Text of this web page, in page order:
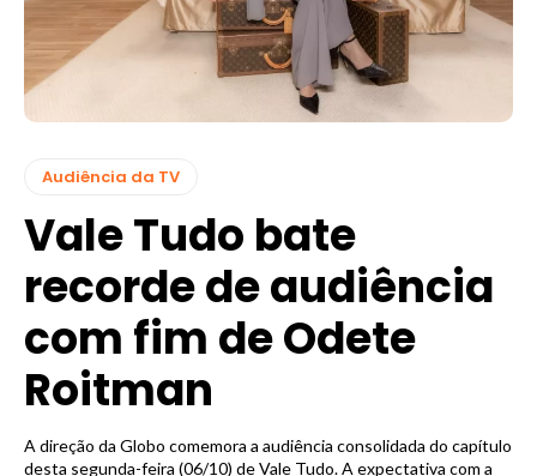
Audiência da TV
Vale Tudo bate
recorde de audiência
com fim de Odete
Roitman
A direção da Globo comemora a audiência consolidada do capítulo
desta segunda-feira (06/10) de Vale Tudo. A expectativa com a